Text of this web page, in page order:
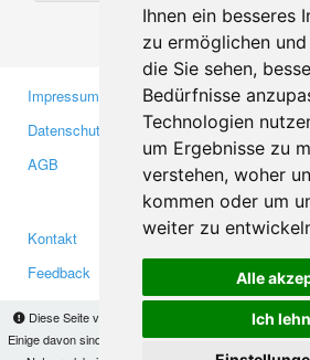
Ihnen ein besseres
zu ermöglichen
die Sie sehen,
Bedürfnisse
Technologien
um Ergebnisse zu
verstehen, woher
kommen oder um
weiter zu
Alle
Ich
Diese Seite verwendet Cookies, um Informationen
Einige davon sind notwendig, damit unsere Seite
Impressum
Datenschutzerklärung
AGB
Kontakt
Feedback